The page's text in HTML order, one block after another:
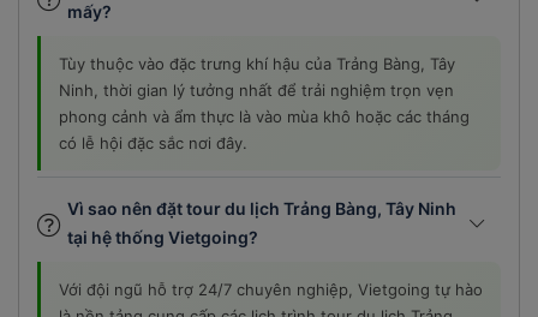
mấy?
Tùy thuộc vào đặc trưng khí hậu của Trảng Bàng, Tây
Ninh, thời gian lý tưởng nhất để trải nghiệm trọn vẹn
phong cảnh và ẩm thực là vào mùa khô hoặc các tháng
có lễ hội đặc sắc nơi đây.
Vì sao nên đặt tour du lịch Trảng Bàng, Tây Ninh
tại hệ thống Vietgoing?
Với đội ngũ hỗ trợ 24/7 chuyên nghiệp, Vietgoing tự hào